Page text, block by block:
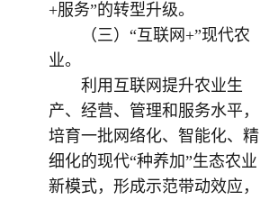
+服务”的转型升级。
（三）“互联网+”现代农
业。
利用互联网提升农业生
产、经营、管理和服务水平，
培育一批网络化、智能化、精
细化的现代“种养加”生态农业
新模式，形成示范带动效应，